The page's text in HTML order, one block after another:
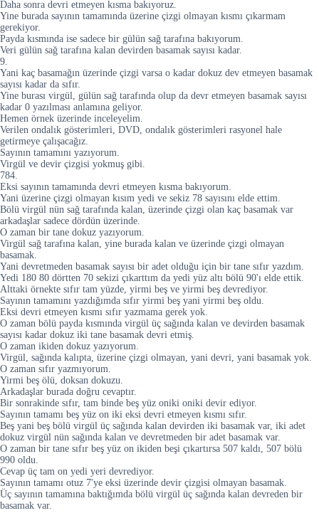
Daha sonra devri etmeyen kısma bakıyoruz.
Yine burada sayının tamamında üzerine çizgi olmayan kısmı çıkarmam
gerekiyor.
Payda kısmında ise sadece bir gülün sağ tarafına bakıyorum.
Veri gülün sağ tarafına kalan devirden basamak sayısı kadar.
9.
Yani kaç basamağın üzerinde çizgi varsa o kadar dokuz dev etmeyen basamak
sayısı kadar da sıfır.
Yine burası virgül, gülün sağ tarafında olup da devr etmeyen basamak sayısı
kadar 0 yazılması anlamına geliyor.
Hemen örnek üzerinde inceleyelim.
Verilen ondalık gösterimleri, DVD, ondalık gösterimleri rasyonel hale
getirmeye çalışacağız.
Sayının tamamını yazıyorum.
Virgül ve devir çizgisi yokmuş gibi.
784.
Eksi sayının tamamında devri etmeyen kısma bakıyorum.
Yani üzerine çizgi olmayan kısım yedi ve sekiz 78 sayısını elde ettim.
Bölü virgül nün sağ tarafında kalan, üzerinde çizgi olan kaç basamak var
arkadaşlar sadece dördün üzerinde.
O zaman bir tane dokuz yazıyorum.
Virgül sağ tarafına kalan, yine burada kalan ve üzerinde çizgi olmayan
basamak.
Yani devretmeden basamak sayısı bir adet olduğu için bir tane sıfır yazdım.
Yedi 180 80 dörtten 70 sekizi çıkarttım da yedi yüz altı bölü 90'ı elde ettik.
Alttaki örnekte sıfır tam yüzde, yirmi beş ve yirmi beş devrediyor.
Sayının tamamını yazdığımda sıfır yirmi beş yani yirmi beş oldu.
Eksi devri etmeyen kısmı sıfır yazmama gerek yok.
O zaman bölü payda kısmında virgül üç sağında kalan ve devirden basamak
sayısı kadar dokuz iki tane basamak devri etmiş.
O zaman ikiden dokuz yazıyorum.
Virgül, sağında kalıpta, üzerine çizgi olmayan, yani devri, yani basamak yok.
O zaman sıfır yazmıyorum.
Yirmi beş ölü, doksan dokuzu.
Arkadaşlar burada doğru cevaptır.
Bir sonrakinde sıfır, tam binde beş yüz oniki oniki devir ediyor.
Sayının tamamı beş yüz on iki eksi devri etmeyen kısmı sıfır.
Beş yani beş bölü virgül üç sağında kalan devirden iki basamak var, iki adet
dokuz virgül nün sağında kalan ve devretmeden bir adet basamak var.
O zaman bir tane sıfır beş yüz on ikiden beşi çıkartırsa 507 kaldı, 507 bölü
990 oldu.
Cevap üç tam on yedi yeri devrediyor.
Sayının tamamı otuz 7'ye eksi üzerinde devir çizgisi olmayan basamak.
Üç sayının tamamına baktığımda bölü virgül üç sağında kalan devreden bir
basamak var.